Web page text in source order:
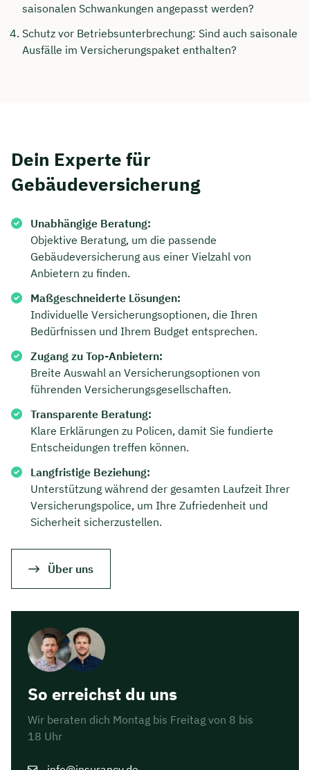
saisonalen Schwankungen angepasst werden?
Schutz vor Betriebsunterbrechung: Sind auch saisonale
Ausfälle im Versicherungspaket enthalten?
Dein Experte für
Gebäudeversicherung
Unabhängige Beratung:
Objektive Beratung, um die passende
Gebäudeversicherung aus einer Vielzahl von
Anbietern zu finden.
Maßgeschneiderte Lösungen:
Individuelle Versicherungsoptionen, die Ihren
Bedürfnissen und Ihrem Budget entsprechen.
Zugang zu Top-Anbietern:
Breite Auswahl an Versicherungsoptionen von
führenden Versicherungsgesellschaften.
Transparente Beratung:
Klare Erklärungen zu Policen, damit Sie fundierte
Entscheidungen treffen können.
Langfristige Beziehung:
Unterstützung während der gesamten Laufzeit Ihrer
Versicherungspolice, um Ihre Zufriedenheit und
Sicherheit sicherzustellen.
Über uns
So erreichst du uns
Wir beraten dich Montag bis Freitag von 8 bis
18 Uhr
Beratungsgespräch mit Jonas
Ubben sichern 🤝